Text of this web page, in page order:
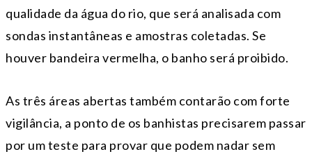
qualidade da água do rio, que será analisada com
sondas instantâneas e amostras coletadas. Se
houver bandeira vermelha, o banho será proibido.
As três áreas abertas também contarão com forte
vigilância, a ponto de os banhistas precisarem passar
por um teste para provar que podem nadar sem